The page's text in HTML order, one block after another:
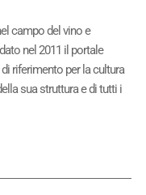
campo del vino e
nel 2011 il portale
riferimento per la cultura
sua struttura e di tutti i